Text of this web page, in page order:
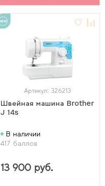
Артикул: 326213
Швейная машина Brother
J 14s
В наличии
417 баллов
13 900 руб.